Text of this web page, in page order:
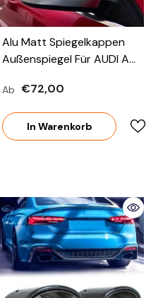
Alu Matt Spiegelkappen
Außenspiegel Für AUDI A3
C6 S6 RS6 2004-2008
Mc1
Ab €72,00
In Warenkorb